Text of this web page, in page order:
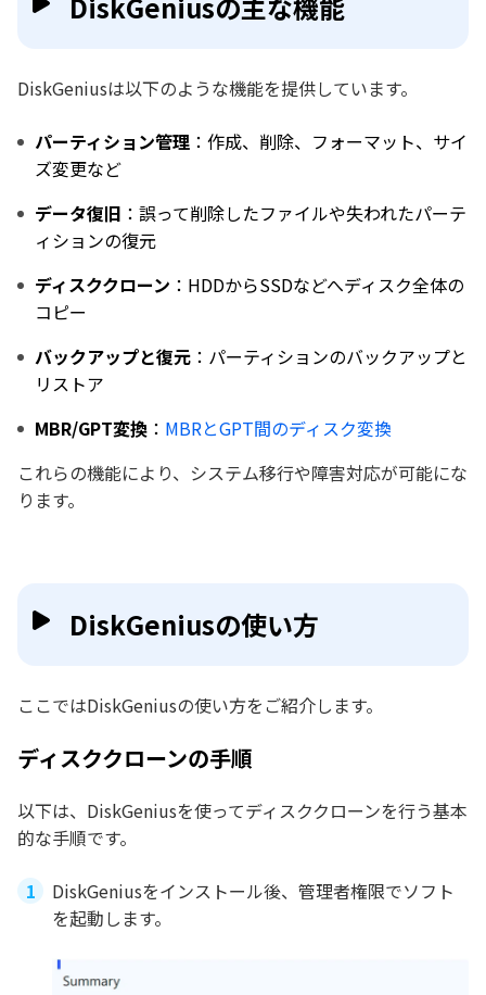
DiskGeniusは以下のような機能を提供しています。
パーティション管理 ：作成、削除、フォーマット、サイ
ズ変更など
データ復旧 ：誤って削除したファイルや失われたパーテ
ィションの復元
ディスククローン ：HDDからSSDなどへディスク全体の
コピー
バックアップと復元 ：パーティションのバックアップと
リストア
MBR/GPT変換 ： MBRとGPT間のディスク変換
これらの機能により、システム移行や障害対応が可能にな
ります。
DiskGeniusの使い方
ここではDiskGeniusの使い方をご紹介します。
ディスククローンの手順
以下は、DiskGeniusを使ってディスククローンを行う基本
的な手順です。
DiskGeniusをインストール後、管理者権限でソフト
を起動します。